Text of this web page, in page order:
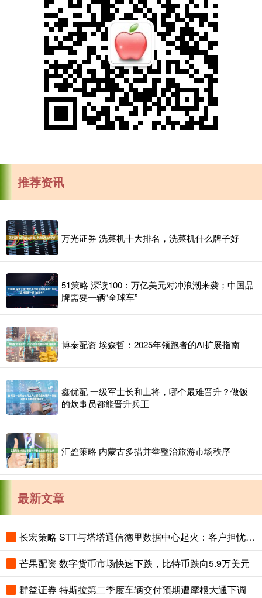
推荐资讯
万光证券 洗菜机十大排名，洗菜机什么牌子好
51策略 深读100：万亿美元对冲浪潮来袭；中国品
牌需要一辆“全球车”
博泰配资 埃森哲：2025年领跑者的AI扩展指南
鑫优配 一级军士长和上将，哪个最难晋升？做饭
的炊事员都能晋升兵王
汇盈策略 内蒙古多措并举整治旅游市场秩序
最新文章
长宏策略 STT与塔塔通信德里数据中心起火：客户担忧数十年数据丢失，谷歌云受波及
芒果配资 数字货币市场快速下跌，比特币跌向5.9万美元
群益证券 特斯拉第二季度车辆交付预期遭摩根大通下调